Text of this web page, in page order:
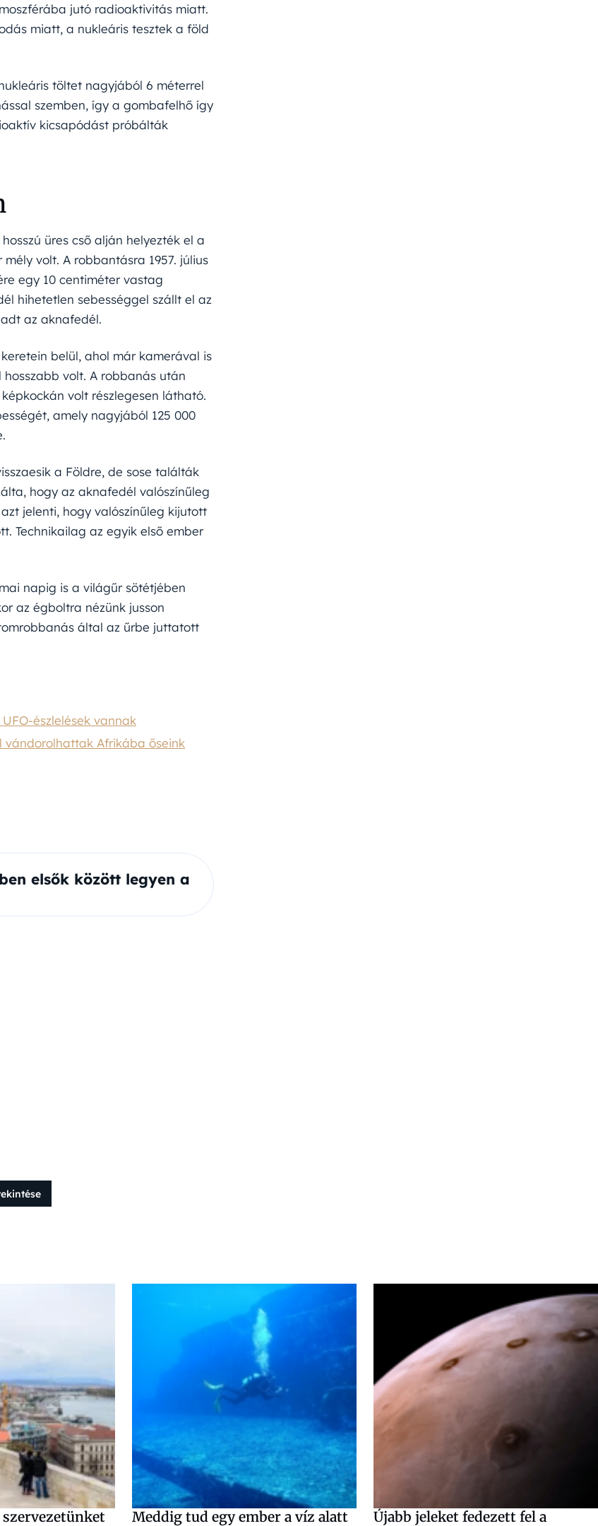
jutó radioaktivitás miatt.
miatt, a nukleáris tesztek a föld
töltet nagyjából 6 méterrel
szemben, így a gombafelhő így
kicsapódást próbálták
üres cső alján helyezték el a
volt. A robbantásra 1957. július
egy 10 centiméter vastag
hihetetlen sebességgel szállt el az
az aknafedél.
belül, ahol már kamerával is
volt. A robbanás után
volt részlegesen látható.
amely nagyjából 125 000
a Földre, de sose találták
hogy az aknafedél valószínűleg
jelenti, hogy valószínűleg kijutott
Technikailag az egyik első ember
napig is a világűr sötétjében
az égboltra nézünk jusson
által az űrbe juttatott
észlelések vannak
vándorolhattak Afrikába őseink
elsők között legyen a
Meddig tud egy ember a víz alatt Újabb jeleket fedezett fel a